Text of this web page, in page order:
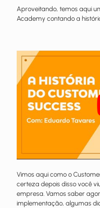
Aproveitando, temos aqui
Academy contando a
Vimos aqui como o
certeza depois disso você
empresa. Vamos saber
implementação, algumas